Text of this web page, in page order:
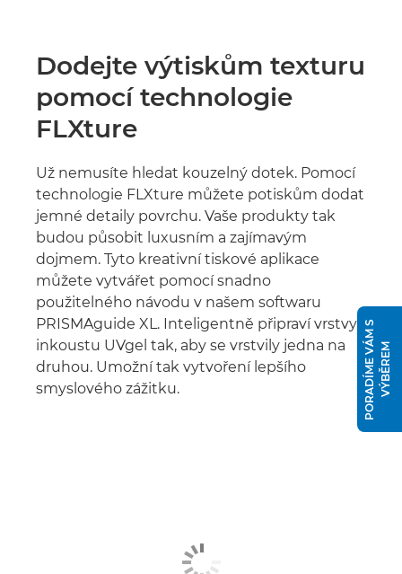
Dodejte výtiskům texturu
pomocí technologie
FLXture
Už nemusíte hledat kouzelný dotek. Pomocí
technologie FLXture můžete potiskům dodat
jemné detaily povrchu. Vaše produkty tak
budou působit luxusním a zajímavým
dojmem. Tyto kreativní tiskové aplikace
můžete vytvářet pomocí snadno
použitelného návodu v našem softwaru
PRISMAguide XL. Inteligentně připraví vrstvy
inkoustu UVgel tak, aby se vrstvily jedna na
druhou. Umožní tak vytvoření lepšího
smyslového zážitku.
P
O
R
A
D
Í
M
E
V
Á
M
S
V
Ý
B
Ě
R
EM